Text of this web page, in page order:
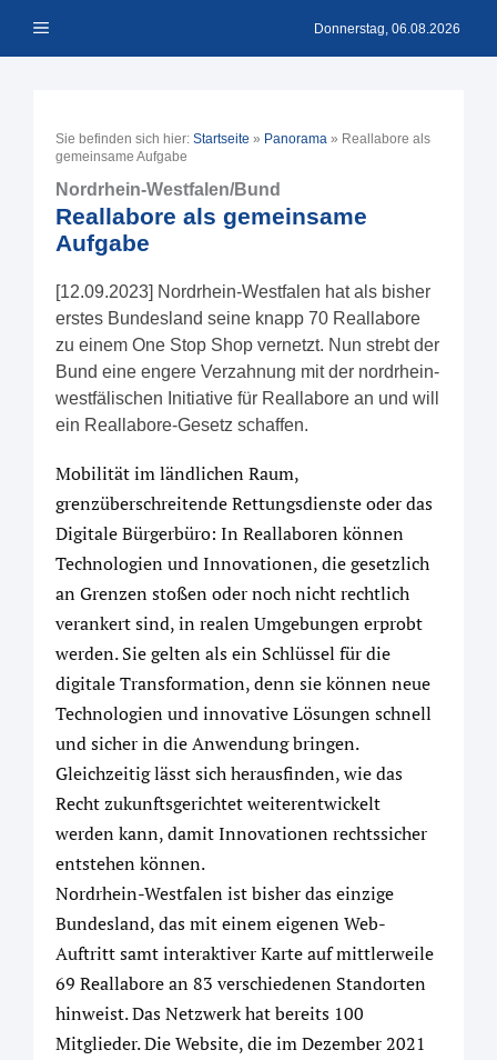
Inhalt Menü Donnerstag, 06.08.2026
Sie befinden sich hier: Startseite » Panorama » Reallabore als
gemeinsame Aufgabe
Nordrhein-Westfalen/Bund
Reallabore als gemeinsame
Aufgabe
[12.09.2023] Nordrhein-Westfalen hat als bisher
erstes Bundesland seine knapp 70 Reallabore
zu einem One Stop Shop vernetzt. Nun strebt der
Bund eine engere Verzahnung mit der nordrhein-
westfälischen Initiative für Reallabore an und will
ein Reallabore-Gesetz schaffen.
Mobilität im ländlichen Raum,
grenzüberschreitende Rettungsdienste oder das
Digitale Bürgerbüro: In Reallaboren können
Technologien und Innovationen, die gesetzlich
an Grenzen stoßen oder noch nicht rechtlich
verankert sind, in realen Umgebungen erprobt
werden. Sie gelten als ein Schlüssel für die
digitale Transformation, denn sie können neue
Technologien und innovative Lösungen schnell
und sicher in die Anwendung bringen.
Gleichzeitig lässt sich herausfinden, wie das
Recht zukunftsgerichtet weiterentwickelt
werden kann, damit Innovationen rechtssicher
entstehen können.
Nordrhein-Westfalen ist bisher das einzige
Bundesland, das mit einem eigenen Web-
Auftritt samt interaktiver Karte auf mittlerweile
69 Reallabore an 83 verschiedenen Standorten
hinweist. Das Netzwerk hat bereits 100
Mitglieder. Die Website, die im Dezember 2021